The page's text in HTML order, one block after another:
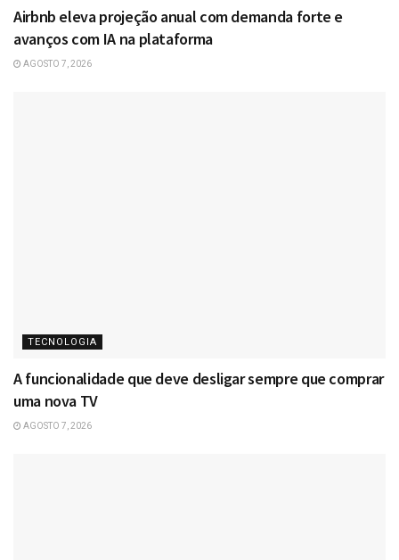
Airbnb eleva projeção anual com demanda forte e
avanços com IA na plataforma
AGOSTO 7, 2026
TECNOLOGIA
A funcionalidade que deve desligar sempre que comprar
uma nova TV
AGOSTO 7, 2026